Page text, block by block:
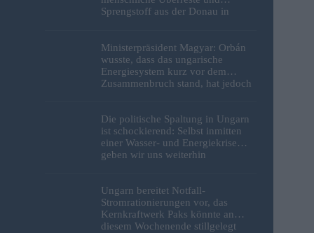
Sprengstoff aus der Donau in
Ministerpräsident Magyar: Orbán
wusste, dass das ungarische
Energiesystem kurz vor dem
Zusammenbruch stand, hat jedoch
Die politische Spaltung in Ungarn
ist schockierend: Selbst inmitten
einer Wasser- und Energiekrise
geben wir uns weiterhin
Ungarn bereitet Notfall-
Stromrationierungen vor, das
Kernkraftwerk Paks könnte an
diesem Wochenende stillgelegt